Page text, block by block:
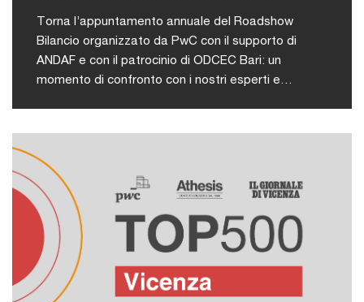
Torna l’appuntamento annuale del Roadshow
Bilancio organizzato da PwC con il supporto di
ANDAF e con il patrocinio di ODCEC Bari: un
momento di confronto con i nostri esperti e
nella redazione del bilancio, nonché sulle
implicazioni fiscali. La partecipazione, in presenza,
è libera e gratuita previa iscrizione.L'evento è
stato accreditato per la FPC presso l'ordine dei
Dottori Commercialisti ed Esperti Contabili di Bari.